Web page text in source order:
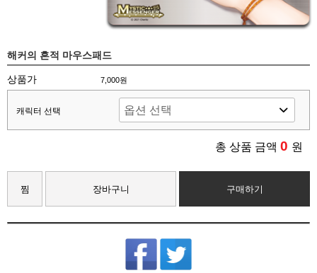
해커의 흔적 마우스패드
상품가 7,000원
캐릭터 선택
총 상품 금액 0 원
찜 장바구니 구매하기